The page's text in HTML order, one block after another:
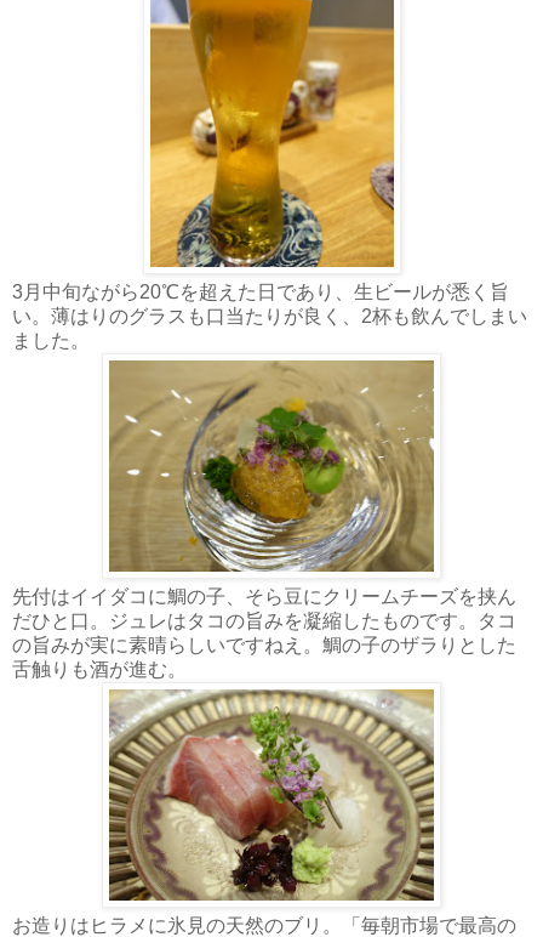
3月中旬ながら20℃を超えた日であり、生ビールが悉く旨
い。薄はりのグラスも口当たりが良く、2杯も飲んでしまい
ました。
先付はイイダコに鯛の子、そら豆にクリームチーズを挟ん
だひと口。ジュレはタコの旨みを凝縮したものです。タコ
の旨みが実に素晴らしいですねえ。鯛の子のザラりとした
舌触りも酒が進む。
お造りはヒラメに氷見の天然のブリ。「毎朝市場で最高の